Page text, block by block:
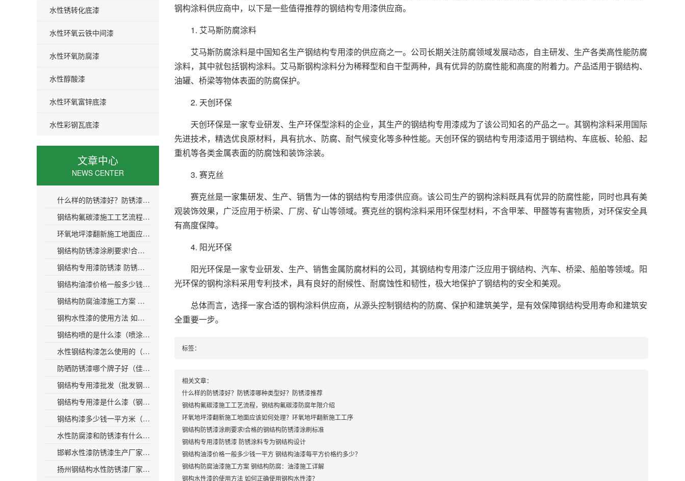
水性锈转化底漆
水性环氧云铁中间漆
水性环氧防腐漆
水性醇酸漆
水性环氧富锌底漆
水性彩钢瓦底漆
文章中心
NEWS CENTER
什么样的防锈漆好？防锈漆哪种类型好？防锈漆推荐
钢结构氟碳漆施工工艺流程，钢结构氟碳漆防腐年限介绍
环氧地坪漆翻新施工地面应该如何处理？环氧地坪翻新施工工序
钢结构防锈漆涂刷要求!合格的钢结构防锈漆涂刷标准
钢结构专用漆防锈漆 防锈涂料专为钢结构设计
钢结构油漆价格一般多少钱一平方 钢结构油漆每平方价格约多少？
钢结构防腐油漆施工方案 钢结构防腐：油漆施工详解
钢构水性漆的使用方法 如何正确使用钢构水性漆？
钢结构喷的是什么漆（喷涂在钢结构上的是什么漆？ ）
水性钢结构漆怎么使用的（水性钢结构漆使用方法解析）
防晒防锈漆哪个牌子好（佳选择：哪个品牌的防晒防锈漆好？）
钢结构专用漆批发（批发钢结构漆，专用定制，优质耐用）
钢结构专用漆是什么漆（钢结构涂料是什么？找到适合您的涂料！）
钢结构漆多少钱一平方米（钢结构喷涂一平方米需花费多少？）
水性防腐漆和防锈漆有什么区别（区别在哪？水性防腐漆和防锈漆）
邯郸水性漆防锈漆生产厂家（邯郸水性漆防锈漆厂家，提供高品质涂料方案）
扬州钢结构水性防锈漆厂家（扬州钢结构水性防锈漆生产厂家推荐）
钢构涂料供应商中，以下是一些值得推荐的钢结构专用漆供应商。
1. 艾马斯防腐涂料
艾马斯防腐涂料是中国知名生产钢结构专用漆的供应商之一。公司长期关注防腐领域发展动态，自主研发、生产各类高性能防腐
涂料，其中就包括钢构涂料。艾马斯钢构涂料分为稀释型和自干型两种，具有优异的防腐性能和高度的附着力。产品适用于钢结构、
油罐、桥梁等物体表面的防腐保护。
2. 天创环保
天创环保是一家专业研发、生产环保型涂料的企业，其生产的钢结构专用漆成为了该公司知名的产品之一。其钢构涂料采用国际
先进技术，精选优良原材料，具有抗水、防腐、耐气候变化等多种性能。天创环保的钢结构专用漆适用于钢结构、车底板、轮船、起
重机等各类金属表面的防腐蚀和装饰涂装。
3. 赛克丝
赛克丝是一家集研发、生产、销售为一体的钢结构专用漆供应商。该公司生产的钢构涂料既具有优异的防腐性能，同时也具有美
观装饰效果，广泛应用于桥梁、厂房、矿山等领域。赛克丝的钢构涂料采用环保型材料，不含甲苯、甲醛等有害物质，对环保安全具
有高度保障。
4. 阳光环保
阳光环保是一家专业研发、生产、销售金属防腐材料的公司，其钢结构专用漆广泛应用于钢结构、汽车、桥梁、船舶等领域。阳
光环保的钢构涂料采用专利技术，具有良好的耐候性、耐腐蚀性和韧性，极大地保护了钢结构的安全和美观。
总体而言，选择一家合适的钢构涂料供应商，从源头控制钢结构的防腐、保护和建筑美学，是有效保障钢结构受用寿命和建筑安
全重要一步。
标签：
相关文章：
什么样的防锈漆好？防锈漆哪种类型好？防锈漆推荐
钢结构氟碳漆施工工艺流程，钢结构氟碳漆防腐年限介绍
环氧地坪漆翻新施工地面应该如何处理？环氧地坪翻新施工工序
钢结构防锈漆涂刷要求!合格的钢结构防锈漆涂刷标准
钢结构专用漆防锈漆 防锈涂料专为钢结构设计
钢结构油漆价格一般多少钱一平方 钢结构油漆每平方价格约多少？
钢结构防腐油漆施工方案 钢结构防腐：油漆施工详解
钢构水性漆的使用方法 如何正确使用钢构水性漆？